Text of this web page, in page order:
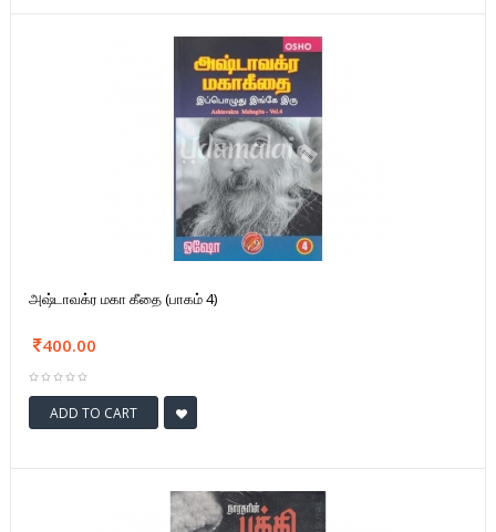
அஷ்டாவக்ர மகா கீதை (பாகம் 4)
400.00
ADD TO CART